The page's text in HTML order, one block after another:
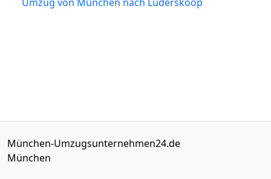
München-Umzugsunternehmen24.de
München